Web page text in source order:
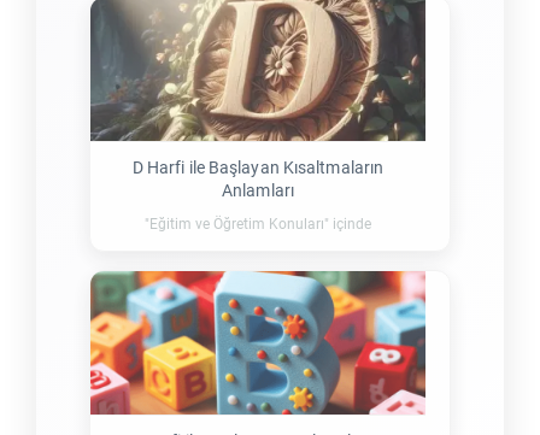
D Harfi ile Başlayan Kısaltmaların
Anlamları
"Eğitim ve Öğretim Konuları" içinde